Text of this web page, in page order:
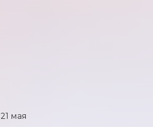
21 мая